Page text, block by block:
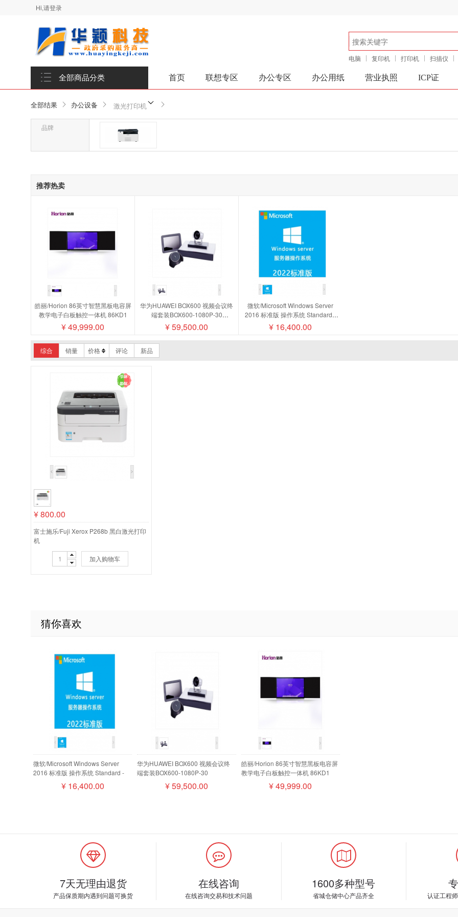
Hi,请登录
电脑 复印机 打印机 扫描仪
全部商品分类 首页 联想专区 办公专区 办公用纸 营业执照 ICP证
全部结果 办公设备 激光打印机
品牌
品牌-富士施乐/Fuji Xerox
推荐热卖
皓丽/Horion 86英寸智慧黑板电容屏
教学电子白板触控一体机 86KD1
¥49,999.00
华为HUAWEI BOX600 视频会议终
端套装BOX600-1080P-30
camera200摄像机MIC500全向麦磁
盘阵列
¥59,500.00
微软/Microsoft Windows Server
2016 标准版 操作系统 Standard -
16 Core License Pack
¥ 16,400.00
综合 销量 价格 评论 新品
¥800.00
富士施乐/Fuji Xerox P268b 黑白激光打印
机
加入购物车
猜你喜欢
微软/Microsoft Windows Server
2016 标准版 操作系统 Standard -
16 Core License Pack
¥16,400.00
华为HUAWEI BOX600 视频会议终
端套装BOX600-1080P-30
camera200摄像机MIC500全向麦磁
¥59,500.00
皓丽/Horion 86英寸智慧黑板电容屏
教学电子白板触控一体机 86KD1
¥49,999.00
7天无理由退货
产品保质期内遇到问题可换货
在线咨询
在线咨询交易和技术问题
1600多种型号
省城仓储中心产品齐全 认证工程